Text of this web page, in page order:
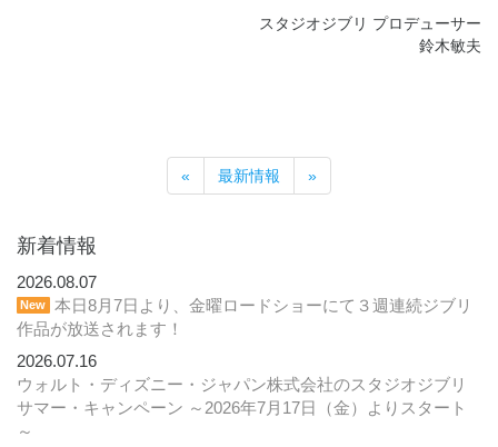
スタジオジブリ プロデューサー
鈴木敏夫
« 最新情報 »
新着情報
2026.08.07
New
本日8月7日より、金曜ロードショーにて３週連続ジブリ
作品が放送されます！
2026.07.16
ウォルト・ディズニー・ジャパン株式会社のスタジオジブリ
サマー・キャンペーン ～2026年7月17日（金）よりスタート
～